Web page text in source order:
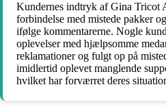
Kundernes indtryk af Gina Tricot
forbindelse med mistede pakker
ifølge kommentarerne. Nogle
oplevelser med hjælpsomme
reklamationer og fulgt op på
imidlertid oplevet manglende
hvilket har forværret deres